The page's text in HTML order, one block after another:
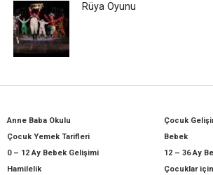
Rüya Oyunu
Anne Baba Okulu
Çocuk
Çocuk Yemek Tarifleri
Bebek
0 – 12 Ay Bebek Gelişimi
12 – 36 Ay
Hamilelik
Çocuklar